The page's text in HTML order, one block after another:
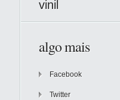
vinil
algo mais
Facebook
Twitter